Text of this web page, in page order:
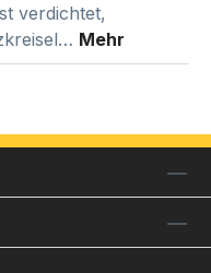
verdichtet,
Mehr